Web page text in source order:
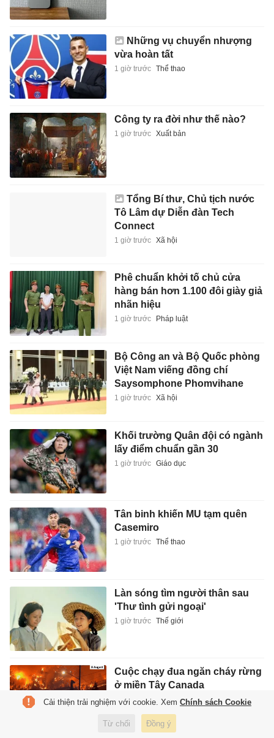
Những vụ chuyển nhượng
vừa hoàn tất
1 giờ trước Thể thao
Công ty ra đời như thế nào?
1 giờ trước Xuất bản
Tổng Bí thư, Chủ tịch nước
Tô Lâm dự Diễn đàn Tech
Connect
1 giờ trước Xã hội
Phê chuẩn khởi tố chủ cửa
hàng bán hơn 1.100 đôi giày giả
nhãn hiệu
1 giờ trước Pháp luật
Bộ Công an và Bộ Quốc phòng
Việt Nam viếng đồng chí
Saysomphone Phomvihane
1 giờ trước Xã hội
Khối trường Quân đội có ngành
lấy điểm chuẩn gần 30
1 giờ trước Giáo dục
Tân binh khiến MU tạm quên
Casemiro
1 giờ trước Thể thao
Làn sóng tìm người thân sau
'Thư tình gửi ngoại'
1 giờ trước Thế giới
Cuộc chạy đua ngăn cháy rừng
ở miền Tây Canada
1 giờ trước Thế giới
Cải thiện trải nghiệm với cookie. Xem Chính sách Cookie
Từ chối Đồng ý